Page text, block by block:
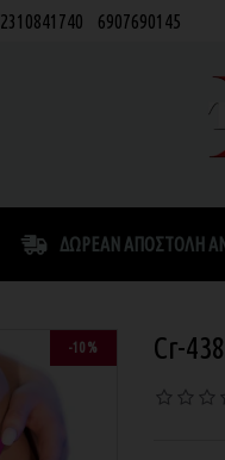
2310841740 6907690145
ΔΩΡΕΆΝ ΑΠΟΣΤΟΛΉ
-10 % Cr-